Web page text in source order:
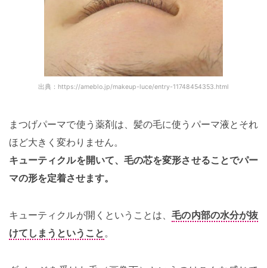
出典：https://ameblo.jp/makeup-luce/entry-11748454353.html
まつげパーマで使う薬剤は、髪の毛に使うパーマ液とそれ
ほど大きく変わりません。
キューティクルを開いて、毛の芯を変形させることでパー
マの形を定着させます。
キューティクルが開くということは、毛の内部の水分が抜
けてしまうということ。